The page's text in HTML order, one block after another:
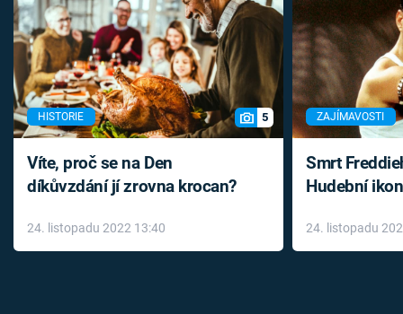
HISTORIE 5
Víte, proč se na Den
díkůvzdání jí zrovna krocan?
24. listopadu 2022 13:40
ZAJÍMAVOSTI
Smrt
Hudební
léky
24. listopadu